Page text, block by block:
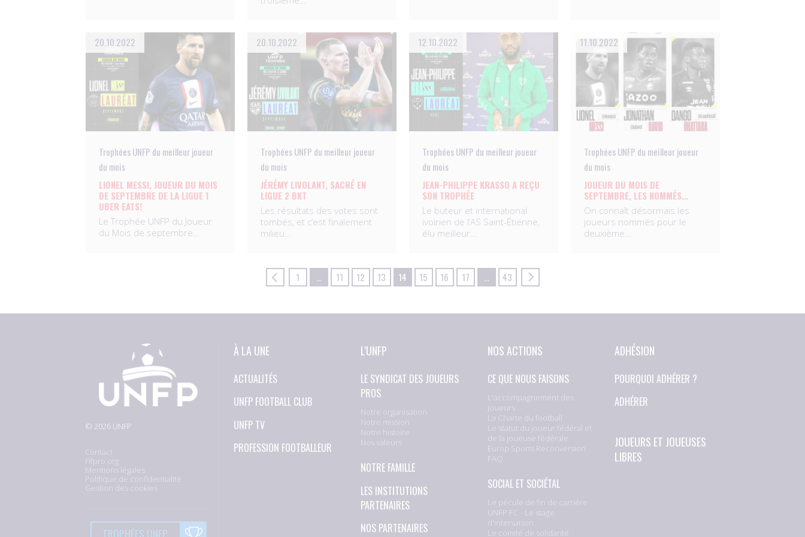
20.10.2022
Trophées UNFP du meilleur joueur
du mois
LIONEL MESSI, JOUEUR DU MOIS
DE SEPTEMBRE DE LA LIGUE 1
UBER EATS!
Le Trophée UNFP du Joueur
du Mois de septembre…
20.10.2022
Trophées UNFP du meilleur joueur
du mois
JÉRÉMY LIVOLANT, SACRÉ EN
LIGUE 2 BKT
Les résultats des votes sont
tombés, et c’est finalement
milieu…
12.10.2022
Trophées UNFP du meilleur joueur
du mois
JEAN-PHILIPPE KRASSO A REÇU
SON TROPHÉE
Le buteur et international
ivoirien de l’AS Saint-Étienne,
élu meilleur…
11.10.2022
Trophées UNFP du meilleur joueur
du mois
JOUEUR DU MOIS DE
SEPTEMBRE, LES NOMMÉS…
On connaît désormais les
joueurs nommés pour le
deuxième…
1 11 12 13 14 15 16 17 43
© 2026 UNFP
Contact
Fifpro.org
Mentions légales
Politique de confidentialité
Gestion des cookies
TROPHÉES UNFP
À LA UNE
ACTUALITÉS
UNFP FOOTBALL CLUB
UNFP TV
PROFESSION FOOTBALLEUR
L'UNFP
LE SYNDICAT DES JOUEURS
PROS
Notre organisation
Notre mission
Notre histoire
Nos valeurs
NOTRE FAMILLE
LES INSTITUTIONS
PARTENAIRES
NOS PARTENAIRES
NOS ACTIONS
CE QUE NOUS FAISONS
L'accompagnement des
joueurs
La Charte du football
Le statut du joueur fédéral et
de la joueuse fédérale
Europ Sports Reconversion
FAQ
SOCIAL ET SOCIÉTAL
Le pécule de fin de carrière
UNFP FC - Le stage
d'intersaison
Le comité de solidarité
ADHÉSION
POURQUOI ADHÉRER ?
ADHÉRER
JOUEURS ET JOUEUSES
LIBRES